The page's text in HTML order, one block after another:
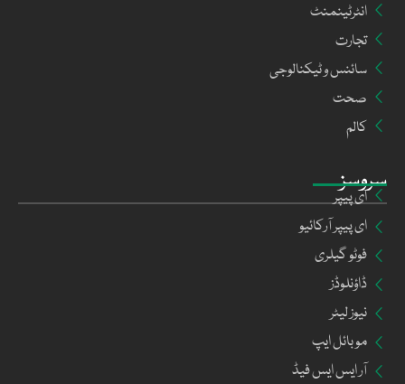
سروسز
ای پیپر
ای پیپر آرکائیو
فوٹو گیلری
ڈاؤنلوڈز
نیوز لیٹر
موبائل ایپ
آر ایس ایس فیڈ
انٹرٹینمنٹ
تجارت
سائنس و ٹیکنالوجی
صحت
کالم